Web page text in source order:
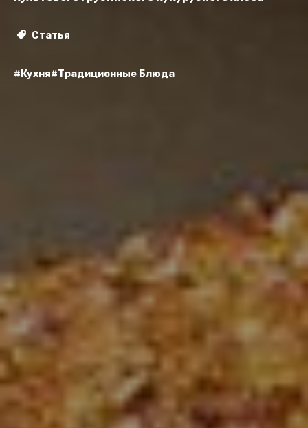
Статья
#Кухня#Традиционные Блюда